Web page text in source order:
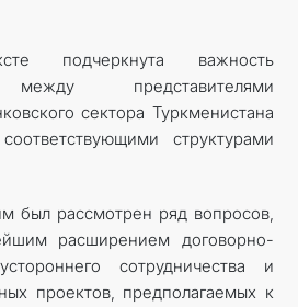
подчеркнута важность
между представителями
сектора Туркменистана
структурами
был рассмотрен ряд вопросов,
расширением договорно-
сотрудничества и
проектов, предполагаемых к